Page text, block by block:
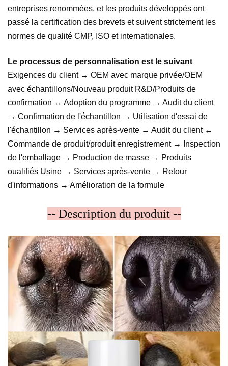
entreprises renommées, et les produits développés ont
passé la certification des brevets et suivent strictement les
normes de qualité CMP, ISO et internationales.
Le processus de personnalisation est le suivant
Exigences du client → OEM avec marque privée/OEM
avec échantillons/Nouveau produit R&D/Produits de
confirmation ↔ Adoption du programme → Audit du client
→ Confirmation de l'échantillon → Utilisation d'essai de
l'échantillon → Services après-vente → Audit du client ↔
Commande de produit/produit enregistrement ↔ Inspection
de l'emballage → Production de masse → Produits
oualifiés Usine → Services après-vente → Retour
d'informations → Amélioration de la formule
-- Description du produit --